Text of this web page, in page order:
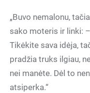
„Buvo nemalonu,
sako moteris ir linki:
Tikėkite sava idėja,
pradžia truks ilgiau,
nei manėte. Dėl to
atsiperka.“